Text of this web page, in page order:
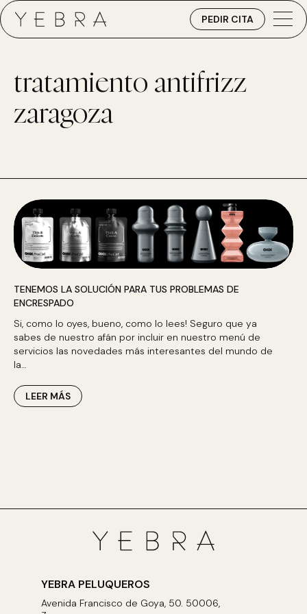
PEDIR CITA
tratamiento antifrizz
zaragoza
TENEMOS LA SOLUCIÓN PARA TUS PROBLEMAS DE
ENCRESPADO
Si, como lo oyes, bueno, como lo lees! Seguro que ya
sabes de nuestro afán por incluir en nuestro menú de
servicios las novedades más interesantes del mundo de
la…
LEER MÁS
YEBRA PELUQUEROS
Avenida Francisco de Goya, 50. 50006,